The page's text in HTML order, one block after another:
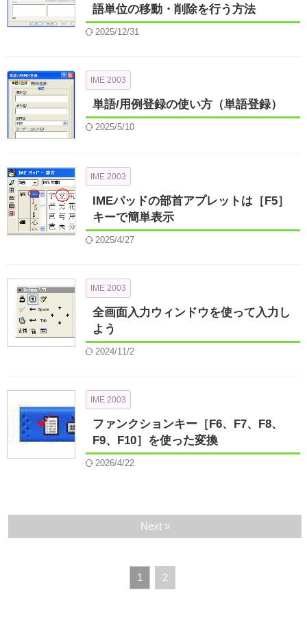
語単位の移動・削除を行う方法
2025/12/31
IME 2003
単語/用例登録の使い方（単語登録）
2025/5/10
IME 2003
IMEパッドの部首アプレットは［F5］
キーで簡単表示
2025/4/27
IME 2003
全画面入力ウィンドウを使って入力し
よう
2024/11/2
IME 2003
ファンクションキー［F6、F7、F8、
F9、F10］を使った変換
2026/4/22
1 2
Next »